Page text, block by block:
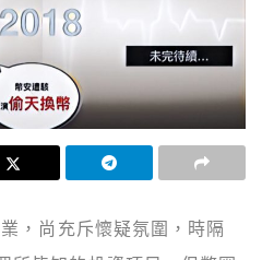
，尚充斥懷疑氛圍，時隔